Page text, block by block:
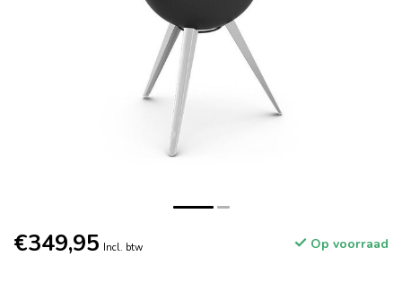
€349,95 Incl. btw Op voorraad